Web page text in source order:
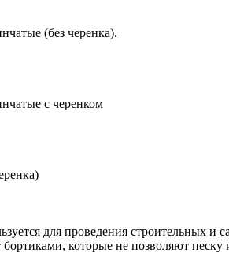
(без черенка).
с черенком
для проведения строительных и
бортиками, которые не позволяют